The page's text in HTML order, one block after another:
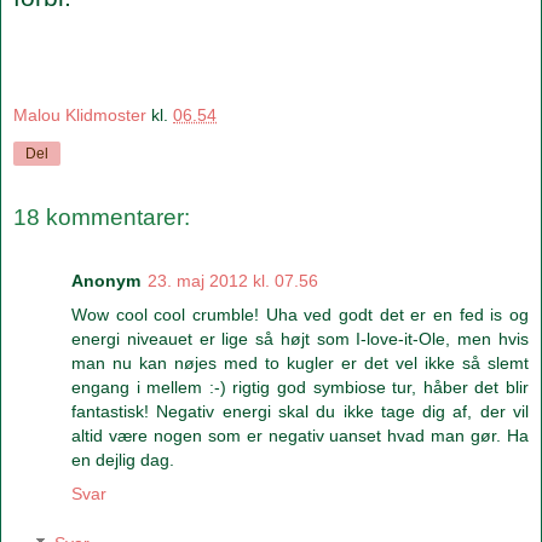
Malou Klidmoster kl. 06.54
Del
18 kommentarer:
Anonym 23. maj 2012 kl. 07.56
Wow cool cool crumble! Uha ved godt det er en fed is og
energi niveauet er lige så højt som I-love-it-Ole, men hvis
man nu kan nøjes med to kugler er det vel ikke så slemt
engang i mellem :-) rigtig god symbiose tur, håber det blir
fantastisk! Negativ energi skal du ikke tage dig af, der vil
altid være nogen som er negativ uanset hvad man gør. Ha
en dejlig dag.
Svar